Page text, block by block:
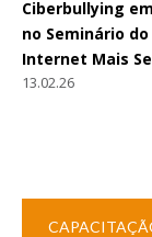
Ciberbullying
no Seminário do
Internet Mais
13.02.26